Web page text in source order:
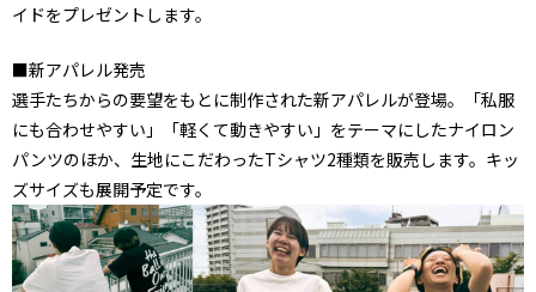
イドをプレゼントします。
■新アパレル発売
選手たちからの要望をもとに制作された新アパレルが登場。「私服
にも合わせやすい」「軽くて動きやすい」をテーマにしたナイロン
パンツのほか、生地にこだわったTシャツ2種類を販売します。キッ
ズサイズも展開予定です。